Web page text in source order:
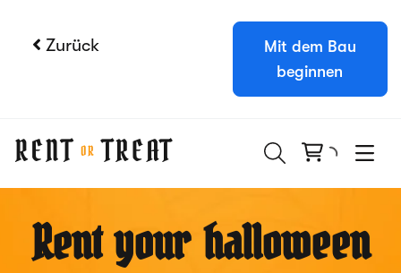
Zurück
Mit dem Bau
beginnen
Booqable Kostenlose Testphase
Holen Sie sich 14 Tage lang vollen Zugang
und sehen Sie, wie einfach die Verwaltung